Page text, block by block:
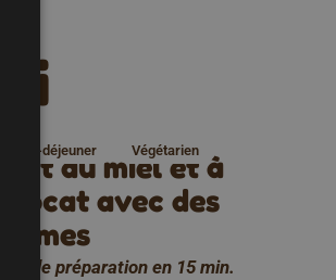
au miel et à
avec des
de préparation en 15 min.
Petit-déjeuner Végétarien